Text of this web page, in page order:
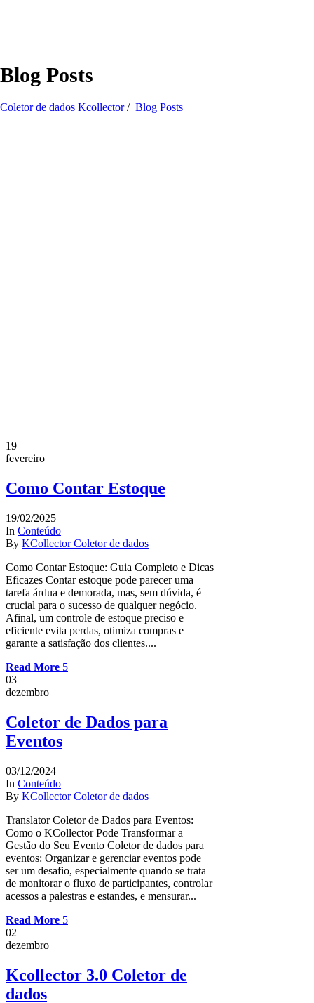
Blog Posts
Coletor de dados Kcollector/ Blog Posts
19
fevereiro
Como Contar Estoque
19/02/2025
In Conteúdo
By KCollector Coletor de dados
Como Contar Estoque: Guia Completo e Dicas
Eficazes Contar estoque pode parecer uma
tarefa árdua e demorada, mas, sem dúvida, é
crucial para o sucesso de qualquer negócio.
Afinal, um controle de estoque preciso e
eficiente evita perdas, otimiza compras e
garante a satisfação dos clientes....
Read More
03
dezembro
Coletor de Dados para
Eventos
03/12/2024
In Conteúdo
By KCollector Coletor de dados
Translator Coletor de Dados para Eventos:
Como o KCollector Pode Transformar a
Gestão do Seu Evento Coletor de dados para
eventos: Organizar e gerenciar eventos pode
ser um desafio, especialmente quando se trata
de monitorar o fluxo de participantes, controlar
acessos a palestras e estandes, e mensurar...
Read More
02
dezembro
Kcollector 3.0 Coletor de
dados